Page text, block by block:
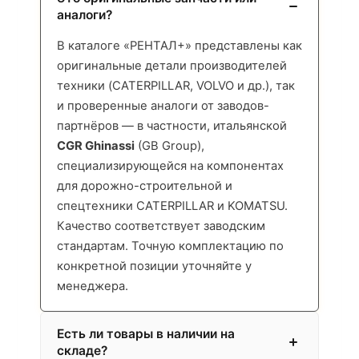
аналоги?
В каталоге «РЕНТАЛ+» представлены как
оригинальные детали производителей
техники (CATERPILLAR, VOLVO и др.), так
и проверенные аналоги от заводов-
партнёров — в частности, итальянской
CGR Ghinassi (GB Group),
специализирующейся на компонентах
для дорожно-строительной и
спецтехники CATERPILLAR и KOMATSU.
Качество соответствует заводским
стандартам. Точную комплектацию по
конкретной позиции уточняйте у
менеджера.
Есть ли товары в наличии на
складе?